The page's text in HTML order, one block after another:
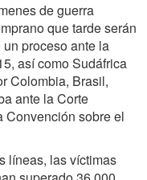
de guerra
que tarde serán
proceso ante la
así como Sudáfrica
Colombia, Brasil,
ante la Corte
Convención sobre el
líneas, las víctimas